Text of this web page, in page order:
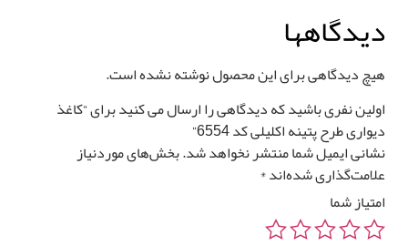
دیدگاهی برای این محصول نوشته نشده است.
نفری باشید که دیدگاهی را ارسال می کنید برای “کاغذ
طرح پتینه اکلیلی کد 6554”
ایمیل شما منتشر نخواهد شد.بخش‌های موردنیاز
شده‌اند*
شما